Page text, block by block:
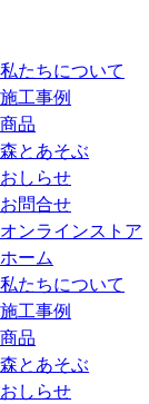
私たちについて
施工事例
商品
森とあそぶ
おしらせ
お問合せ
オンラインストア
ホーム
私たちについて
施工事例
商品
森とあそぶ
おしらせ